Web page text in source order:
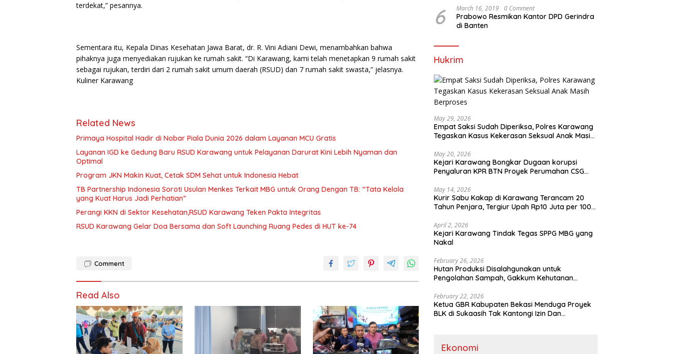
terdekat,” pesannya.
Sementara itu, Kepala Dinas Kesehatan Jawa Barat, dr. R. Vini Adiani Dewi, menambahkan bahwa
pihaknya juga menyediakan rujukan ke rumah sakit. “Di Karawang, kami telah menetapkan 9 rumah sakit
sebagai rujukan, terdiri dari 2 rumah sakit umum daerah (RSUD) dan 7 rumah sakit swasta,” jelasnya.
Kuliner Karawang
Related News
Primaya Hospital Hadir di Nobar Piala Dunia 2026 dalam Layanan MCU Gratis
Layanan IGD ke Gedung Baru RSUD Karawang untuk Pelayanan Darurat Kini Lebih Nyaman dan
Optimal
Program JKN Makin Kuat, Cetak SDM Sehat untuk Indonesia Hebat
TB Partnership Indonesia Soroti Usulan Menkes Terkait MBG untuk Orang Dengan TB: “Tata Kelola
yang Kuat Harus Jadi Perhatian”
Perangi KKN di Sektor Kesehatan,RSUD Karawang Teken Pakta Integritas
RSUD Karawang Gelar Doa Bersama dan Soft Launching Ruang Pedes di HUT ke-74
Comment
Read Also
6 March 16, 2019 0 Comment
Prabowo Resmikan Kantor DPD Gerindra
di Banten
Hukrim
May 29, 2026
Empat Saksi Sudah Diperiksa, Polres Karawang
Tegaskan Kasus Kekerasan Seksual Anak Masih
May 20, 2026
Kejari Karawang Bongkar Dugaan korupsi
Penyaluran KPR BTN Proyek Perumahan CSG
May 14, 2026
Kurir Sabu Kakap di Karawang Terancam 20
Tahun Penjara, Tergiur Upah Rp10 Juta per 100
April 2, 2026
Kejari Karawang Tindak Tegas SPPG MBG yang
Nakal
February 26, 2026
Hutan Produksi Disalahgunakan untuk
Pengolahan Sampah, Gakkum Kehutanan
February 22, 2026
Ketua GBR Kabupaten Bekasi Menduga Proyek
BLK di Sukaasih Tak Kantongi Izin Dan
Ekonomi